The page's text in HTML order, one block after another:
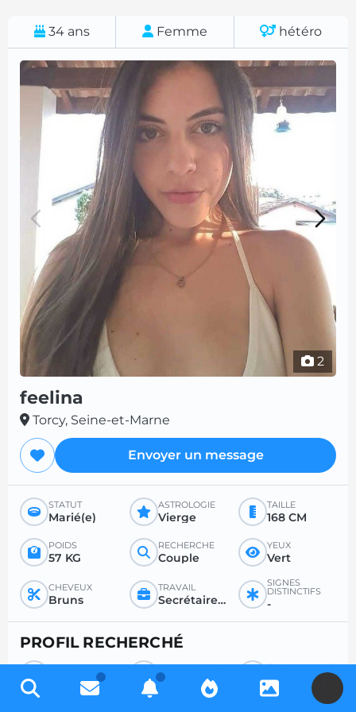
34 ans Femme hétéro
2
feelina
Torcy, Seine-et-Marne
Envoyer un message
STATUT
Marié(e)
ASTROLOGIE
Vierge
TAILLE
168 CM
POIDS
57 KG
RECHERCHE
Couple
YEUX
Vert
CHEVEUX
Bruns
TRAVAIL
Secrétaire / fonctionnaire / instituteur
SIGNES
DISTINCTIFS
-
PROFIL RECHERCHÉ
RECHERCHE
Homme
POUR
Sexe
ÂGE SOUHAITÉ